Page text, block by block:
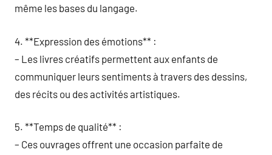
même les bases du langage.
4. **Expression des émotions** :
– Les livres créatifs permettent aux enfants de
communiquer leurs sentiments à travers des dessins,
des récits ou des activités artistiques.
5. **Temps de qualité** :
– Ces ouvrages offrent une occasion parfaite de